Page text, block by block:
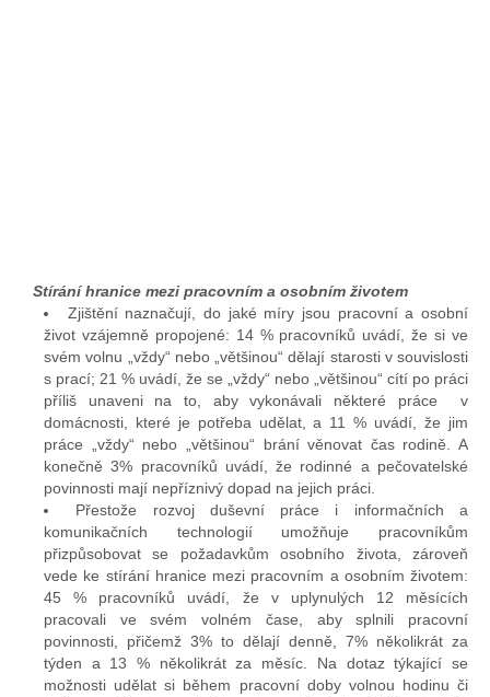
Stírání hranice mezi pracovním a osobním životem
Zjištění naznačují, do jaké míry jsou pracovní a osobní
život vzájemně propojené: 14 % pracovníků uvádí, že si ve
svém volnu „vždy“ nebo „většinou“ dělají starosti v souvislosti
s prací; 21 % uvádí, že se „vždy“ nebo „většinou“ cítí po práci
příliš unaveni na to, aby vykonávali některé práce v
domácnosti, které je potřeba udělat, a 11 % uvádí, že jim
práce „vždy“ nebo „většinou“ brání věnovat čas rodině. A
konečně 3% pracovníků uvádí, že rodinné a pečovatelské
povinnosti mají nepříznivý dopad na jejich práci.
Přestože rozvoj duševní práce i informačních a
komunikačních technologií umožňuje pracovníkům
přizpůsobovat se požadavkům osobního života, zároveň
vede ke stírání hranice mezi pracovním a osobním životem:
45 % pracovníků uvádí, že v uplynulých 12 měsících
pracovali ve svém volném čase, aby splnili pracovní
povinnosti, přičemž 3% to dělají denně, 7% několikrát za
týden a 13 % několikrát za měsíc. Na dotaz týkající se
možnosti udělat si během pracovní doby volnou hodinu či